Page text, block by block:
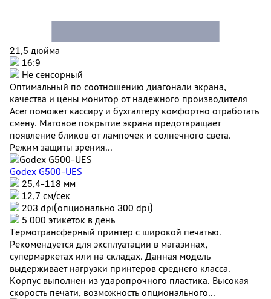
21,5 дюйма
16:9
Не сенсорный
Оптимальный по соотношению диагонали экрана,
качества и цены монитор от надежного производителя
Acer поможет кассиру и бухгалтеру комфортно отработать
смену. Матовое покрытие экрана предотвращает
появление бликов от лампочек и солнечного света.
Режим защиты зрения...
Godex G500-UES
25,4-118 мм
12,7 см/сек
203 dpi(опционально 300 dpi)
5 000 этикеток в день
Термотрансферный принтер с широкой печатью.
Рекомендуется для эксплуатации в магазинах,
супермаркетах или на складах. Данная модель
выдерживает нагрузки принтеров среднего класса.
Корпус выполнен из ударопрочного пластика. Высокая
скорость печати, возможность опционального...